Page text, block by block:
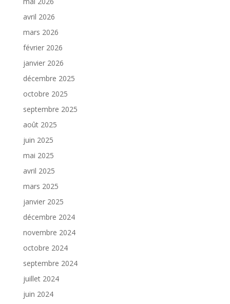
avril 2026
mars 2026
février 2026
janvier 2026
décembre 2025
octobre 2025
septembre 2025
août 2025
juin 2025
mai 2025
avril 2025
mars 2025
janvier 2025
décembre 2024
novembre 2024
octobre 2024
septembre 2024
juillet 2024
juin 2024